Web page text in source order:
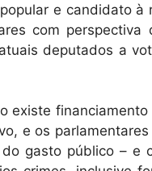
e candidato
com
deputados a
existe
e os
gasto público – e